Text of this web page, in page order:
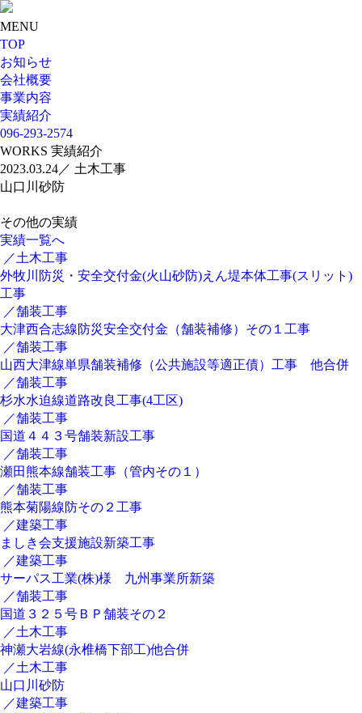
MENU
TOP
お知らせ
会社概要
事業内容
実績紹介
096-293-2574
WORKS 実績紹介
2023.03.24／ 土木工事
山口川砂防
その他の実績
実績一覧へ
／土木工事
外牧川防災・安全交付金(火山砂防)えん堤本体工事(スリット)
工事
／舗装工事
大津西合志線防災安全交付金（舗装補修）その１工事
／舗装工事
山西大津線単県舗装補修（公共施設等適正債）工事 他合併
／舗装工事
杉水水迫線道路改良工事(4工区)
／舗装工事
国道４４３号舗装新設工事
／舗装工事
瀬田熊本線舗装工事（管内その１）
／舗装工事
熊本菊陽線防その２工事
／建築工事
ましき会支援施設新築工事
／建築工事
サーパス工業(株)様 九州事業所新築
／舗装工事
国道３２５号ＢＰ舗装その２
／土木工事
神瀬大岩線(永椎橋下部工)他合併
／土木工事
山口川砂防
／建築工事